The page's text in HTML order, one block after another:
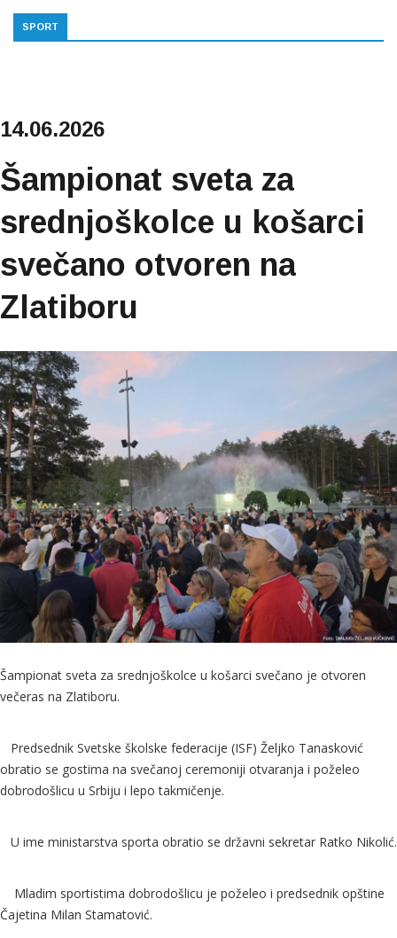
SPORT
14.06.2026
Šampionat sveta za
srednjoškolce u košarci
svečano otvoren na
Zlatiboru
Šampionat sveta za srednjoškolce u košarci svečano je otvoren
večeras na Zlatiboru.
Predsednik Svetske školske federacije (ISF) Željko Tanasković
obratio se gostima na svečanoj ceremoniji otvaranja i poželeo
dobrodošlicu u Srbiju i lepo takmičenje.
U ime ministarstva sporta obratio se državni sekretar Ratko Nikolić.
Mladim sportistima dobrodošlicu je poželeo i predsednik opštine
Čajetina Milan Stamatović.